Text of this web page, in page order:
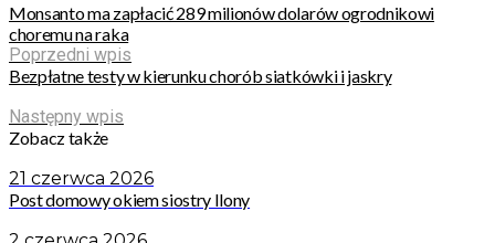
Monsanto ma zapłacić 289 milionów dolarów ogrodnikowi
choremu na raka
Poprzedni wpis
Bezpłatne testy w kierunku chorób siatkówki i jaskry
Następny wpis
Zobacz także
21 czerwca 2026
Post domowy okiem siostry Ilony